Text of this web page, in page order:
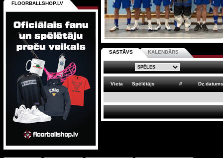
SASTĀVS KALENDĀRS
Vieta Spēlētājs # Dz.datums
FLOORBALLSHOP.LV